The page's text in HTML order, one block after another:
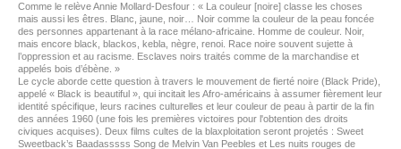
Comme le relève Annie Mollard-Desfour : « La couleur [noire] classe les choses
mais aussi les êtres. Blanc, jaune, noir… Noir comme la couleur de la peau foncée
des personnes appartenant à la race mélano-africaine. Homme de couleur. Noir,
mais encore black, blackos, kebla, nègre, renoi. Race noire souvent sujette à
l’oppression et au racisme. Esclaves noirs traités comme de la marchandise et
appelés bois d’ébène. »
Le cycle aborde cette question à travers le mouvement de fierté noire (Black Pride),
appelé « Black is beautiful », qui incitait les Afro-américains à assumer fièrement leur
identité spécifique, leurs racines culturelles et leur couleur de peau à partir de la fin
des années 1960 (une fois les premières victoires pour l'obtention des droits
civiques acquises). Deux films cultes de la blaxploitation seront projetés : Sweet
Sweetback’s Baadasssss Song de Melvin Van Peebles et Les nuits rouges de